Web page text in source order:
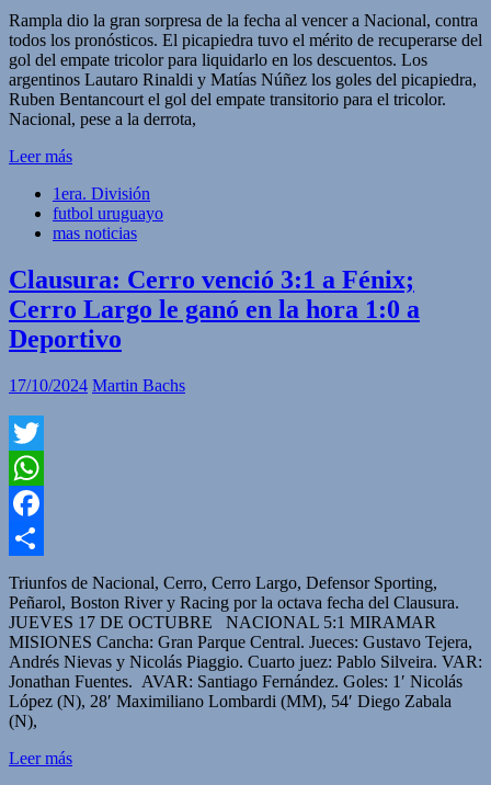
Compartir
Rampla dio la gran sorpresa de la fecha al vencer a Nacional, contra
todos los pronósticos. El picapiedra tuvo el mérito de recuperarse del
gol del empate tricolor para liquidarlo en los descuentos. Los
argentinos Lautaro Rinaldi y Matías Núñez los goles del picapiedra,
Ruben Bentancourt el gol del empate transitorio para el tricolor.
Nacional, pese a la derrota,
Leer más
1era. División
futbol uruguayo
mas noticias
Clausura: Cerro venció 3:1 a Fénix;
Cerro Largo le ganó en la hora 1:0 a
Deportivo
17/10/2024 Martin Bachs
Twitter
WhatsApp
Facebook
Compartir
Triunfos de Nacional, Cerro, Cerro Largo, Defensor Sporting,
Peñarol, Boston River y Racing por la octava fecha del Clausura.
JUEVES 17 DE OCTUBRE NACIONAL 5:1 MIRAMAR
MISIONES Cancha: Gran Parque Central. Jueces: Gustavo Tejera,
Andrés Nievas y Nicolás Piaggio. Cuarto juez: Pablo Silveira. VAR:
Jonathan Fuentes. AVAR: Santiago Fernández. Goles: 1′ Nicolás
López (N), 28′ Maximiliano Lombardi (MM), 54′ Diego Zabala
(N),
Leer más